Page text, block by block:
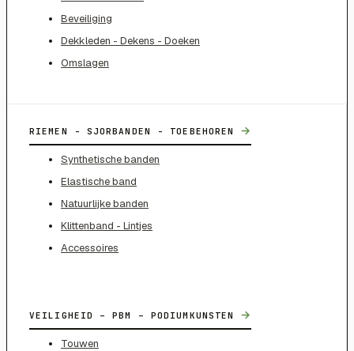
Beveiliging
Dekkleden - Dekens - Doeken
Omslagen
RIEMEN - SJORBANDEN - TOEBEHOREN →
Synthetische banden
Elastische band
Natuurlijke banden
Klittenband - Lintjes
Accessoires
VEILIGHEID – PBM – PODIUMKUNSTEN →
Touwen